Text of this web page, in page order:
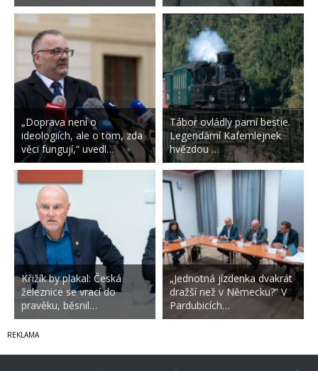
„Doprava není o
ideologiích, ale o tom, zda
věci fungují,“ uvedl…
Křižík by plakal: Česká
železnice se vrací do
pravěku, běsnil…
Tábor ovládly parní bestie.
Legendární Kafemlejnek
hvězdou …
„Jednotná jízdenka dvakrát
dražší než v Německu?“ V
Pardubicích…